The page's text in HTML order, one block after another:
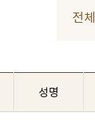
전체
성명